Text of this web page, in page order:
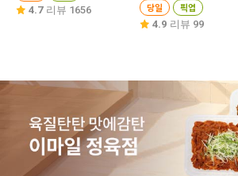
4.7 리뷰 1656 당일 픽업
4.9 리뷰 99